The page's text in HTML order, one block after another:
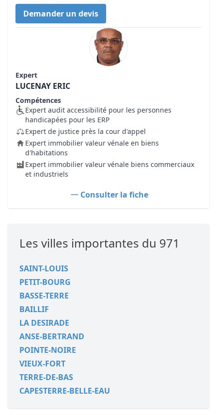
Demander un devis
Expert
LUCENAY ERIC
Compétences
Expert audit accessibilité pour les personnes
handicapées pour les ERP
Expert de justice près la cour d'appel
Expert immobilier valeur vénale en biens
d'habitations
Expert immobilier valeur vénale biens commerciaux
et industriels
Consulter la fiche
Les villes importantes du 971
SAINT-LOUIS
PETIT-BOURG
BASSE-TERRE
BAILLIF
LA DESIRADE
ANSE-BERTRAND
POINTE-NOIRE
VIEUX-FORT
TERRE-DE-BAS
CAPESTERRE-BELLE-EAU